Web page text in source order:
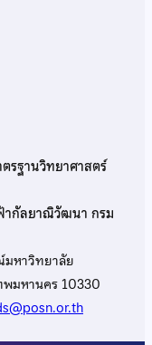
รฐานวิทยาศาสตร์
ากัลยาณิวัฒนา กรม
หาวิทยาลัย
มหานคร 10330